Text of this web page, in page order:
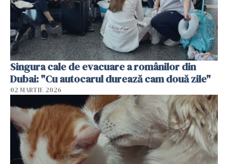
Singura cale de evacuare a românilor din
Dubai: "Cu autocarul durează cam două zile"
02 MARTIE 2026